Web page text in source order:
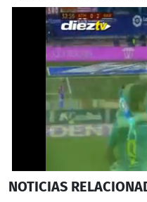
seconds
NOTICIAS